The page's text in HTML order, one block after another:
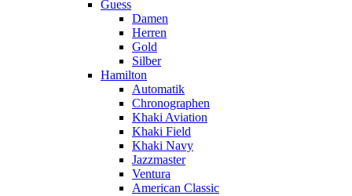
Guess
Damen
Herren
Gold
Silber
Hamilton
Automatik
Chronographen
Khaki Aviation
Khaki Field
Khaki Navy
Jazzmaster
Ventura
American Classic